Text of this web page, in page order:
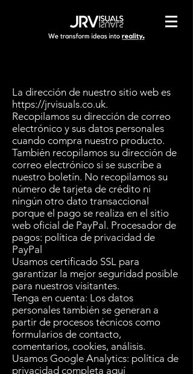
La dirección de nuestro sitio web es
https://jrvisuals.co.uk.
Recopilamos su dirección de correo
electrónico y sus datos personales
cuando compra nuestro producto.
También recopilamos su dirección de
correo electrónico si se suscribe a
nuestro boletín. No recopilamos su
número de tarjeta de crédito ni
ningún otro dato transaccional
porque el pago se realiza en el sitio
web oficial de PayPal. Procesador de
pagos: política de privacidad de
PayPal
Usamos certificado SSL para
garantizar la mejor seguridad posible
para nuestros visitantes.
Tenga en cuenta: Los datos
personales también se generan a
partir de procesos técnicos como
formularios de contacto,
comentarios, cookies, análisis.
Usamos Google Analytics: política de
privacidad completa aquí